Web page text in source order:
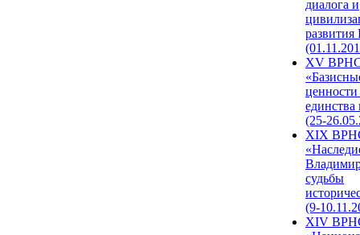
диалога и
развития
XV
единства
(25-
XIX
судьбы
(9-
XIV